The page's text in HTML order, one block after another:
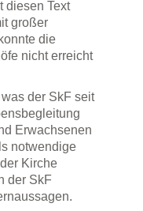
diesen Text
großer
die
nicht erreicht
der SkF seit
Erwachsenen
notwendige
Kirche
der SkF